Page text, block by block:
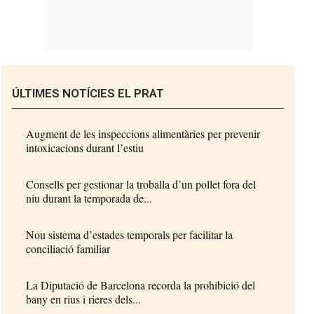
ÚLTIMES NOTÍCIES EL PRAT
Augment de les inspeccions alimentàries per prevenir
intoxicacions durant l’estiu
Consells per gestionar la troballa d’un pollet fora del
niu durant la temporada de...
Nou sistema d’estades temporals per facilitar la
conciliació familiar
La Diputació de Barcelona recorda la prohibició del
bany en rius i rieres dels...